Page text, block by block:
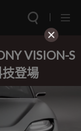
VISION-S
登場